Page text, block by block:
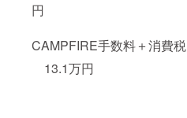
円
CAMPFIRE手数料＋消費税
13.1万円